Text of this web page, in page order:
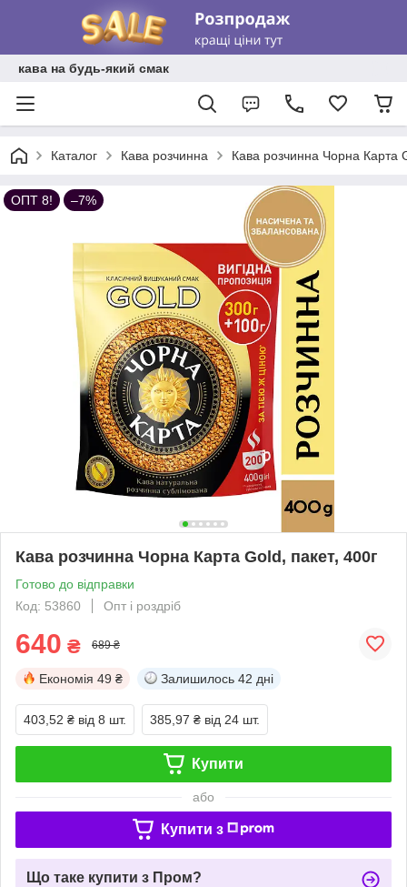
кава на будь-який смак
Каталог Кава розчинна Кава розчинна Чорна Карта
ОПТ 8! –7%
Кава розчинна Чорна Карта Gold, пакет, 400г
Готово до відправки
Код: 53860
Опт і роздріб
640 ₴ 689 ₴
Економія 49 ₴ Залишилось 42 дні
403,52 ₴ від 8 шт. 385,97 ₴ від 24 шт.
Купити
або
Купити з
Що таке купити з Пром?